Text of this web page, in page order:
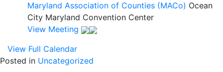
Maryland Association of Counties (MACo) Ocean
City Maryland Convention Center
View Meeting
View Full Calendar
Posted in Uncategorized